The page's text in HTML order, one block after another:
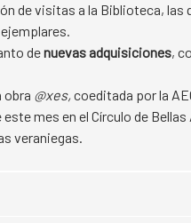
de visitas a la Biblioteca, las
denuevas adquisiciones,
obra @xes,coeditada por la
este mes en el Círculo de
veraniegas.